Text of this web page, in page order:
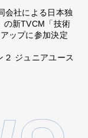
会社による日本独
の新TVCM「技術
ップに参加決定
ジュニアユース